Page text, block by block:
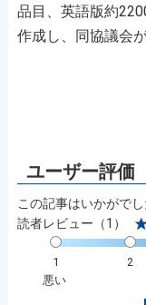
品目、英語版約
作成し、同協議会
この記事はいかがでし
読者レビュー（1）
1 2
悪い